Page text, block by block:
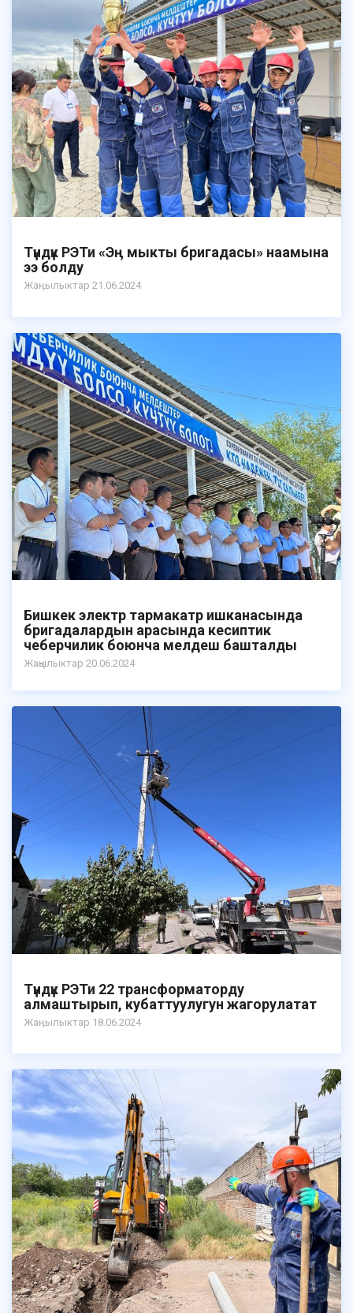
Түндүк РЭТи «Эӊ мыкты бригадасы» наамына
ээ болду
Жаӊылыктар 21.06.2024
Бишкек электр тармакатр ишканасында
бригадалардын арасында кесиптик
чеберчилик боюнча мелдеш башталды
Жаңылыктар 20.06.2024
Түндүк РЭТи 22 трансформаторду
алмаштырып, кубаттуулугун жагорулатат
Жаӊылыктар 18.06.2024